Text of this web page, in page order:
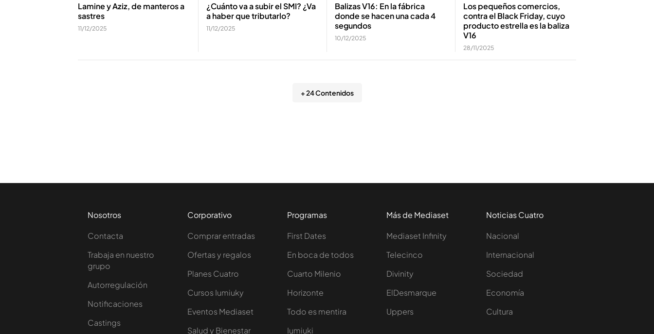
Lamine y Aziz, de manteros a
sastres
11/12/2025
¿Cuánto va a subir el SMI? ¿Va
a haber que tributarlo?
11/12/2025
Balizas V16: En la fábrica
donde se hacen una cada 4
segundos
10/12/2025
Los pequeños comercios,
contra el Black Friday, cuyo
producto estrella es la baliza
V16
28/11/2025
+ 24 Contenidos
Nosotros
Contacta
Trabaja en nuestro
grupo
Autorregulación
Notificaciones
Castings
Corporativo
Comprar entradas
Ofertas y regalos
Planes Cuatro
Cursos Iumiuky
Eventos Mediaset
Salud y Bienestar
Programas
First Dates
En boca de todos
Cuarto Milenio
Horizonte
Todo es mentira
Iumiuki
Más de Mediaset
Mediaset Infinity
Telecinco
Divinity
ElDesmarque
Uppers
Noticias Cuatro
Nacional
Internacional
Sociedad
Economía
Cultura